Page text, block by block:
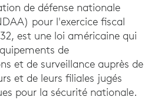
de défense nationale
pour l'exercice fiscal
est une loi américaine qui
de
et de surveillance auprès de
et de leurs filiales jugés
pour la sécurité nationale.